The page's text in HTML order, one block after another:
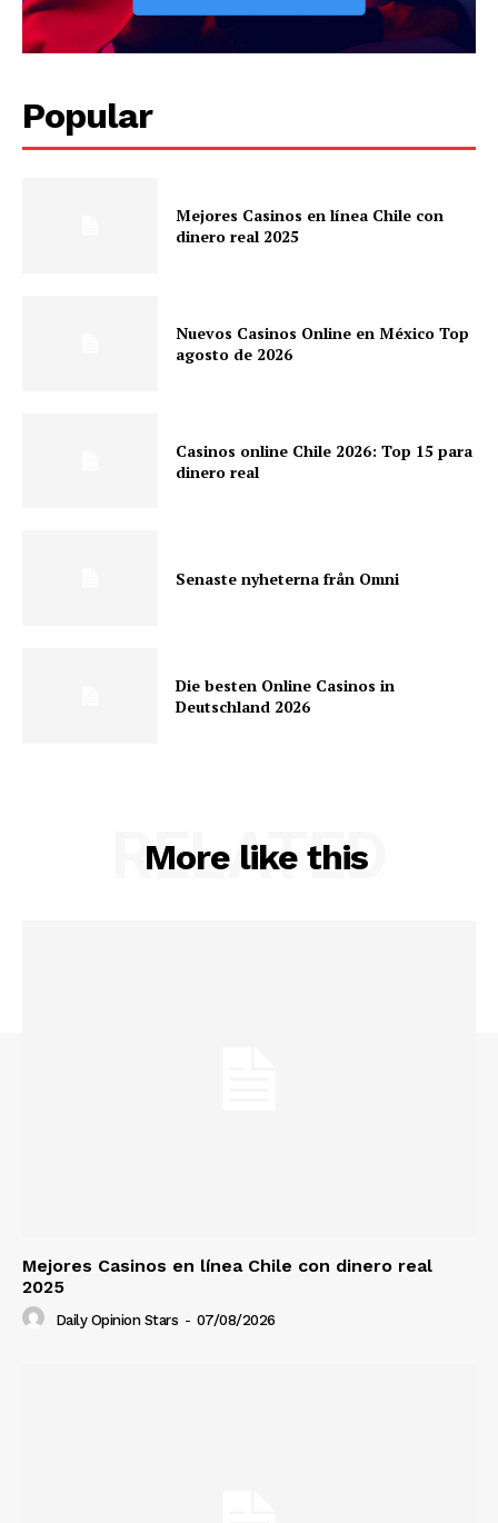
Popular
Mejores Casinos en línea Chile con
dinero real 2025
Nuevos Casinos Online en México Top
agosto de 2026
Casinos online Chile 2026: Top 15 para
dinero real
Senaste nyheterna från Omni
Die besten Online Casinos in
Deutschland 2026
More like this
RELATED
Mejores Casinos en línea Chile con dinero real
2025
Daily Opinion Stars - 07/08/2026